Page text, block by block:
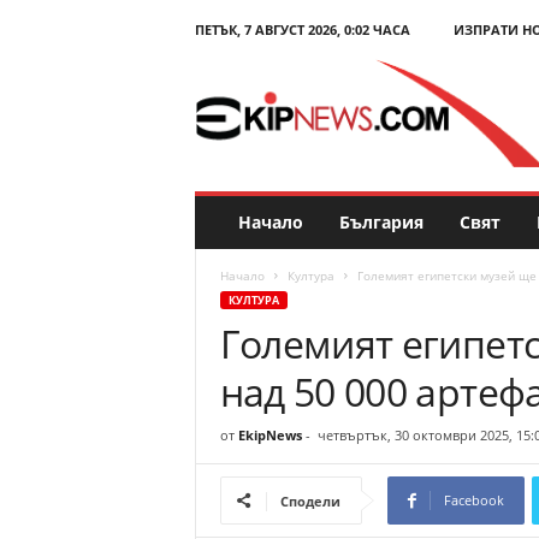
ПЕТЪК, 7 АВГУСТ 2026, 0:02 ЧАСА ИЗПРАТИ
E
p
N
н
Начало България Свят
Начало Култура Големият египетски музей
КУЛТУРА
Големият
над 50 000
от EkipNews- четвъртък, 30 октомври 2025,
Сподели Facebook